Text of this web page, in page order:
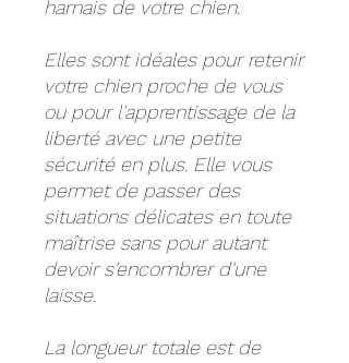
harnais de votre chien.
Elles sont idéales pour retenir
votre chien proche de vous
ou pour l'apprentissage de la
liberté avec une petite
sécurité en plus. Elle vous
permet de passer des
situations délicates en toute
maîtrise sans pour autant
devoir s'encombrer d'une
laisse.
La longueur totale est de